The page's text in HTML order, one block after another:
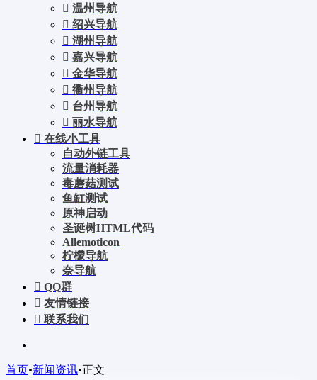
温州导航
绍兴导航
湖州导航
嘉兴导航
金华导航
衢州导航
台州导航
丽水导航
在线小工具
自动外链工具
流量消耗器
毒蘑菇测试
鱼缸测试
原神启动
圣诞树HTML代码
Allemoticon
柠檬导航
奈导航
QQ群
友情链接
联系我们
首页•新闻资讯•正文